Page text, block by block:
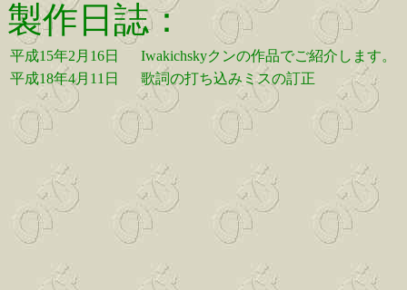
製作日誌：
平成15年2月16日
Iwakichskyクンの作品でご紹介します。
平成18年4月11日
歌詞の打ち込みミスの訂正